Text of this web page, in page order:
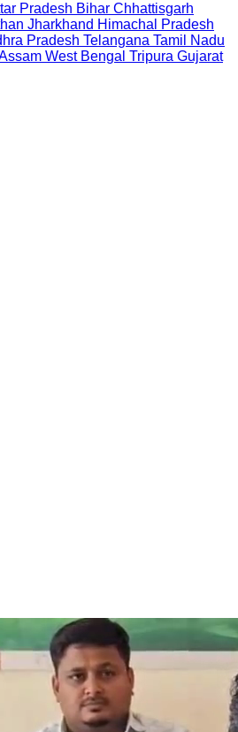
Pradesh Bihar Chhattisgarh
Jharkhand Himachal Pradesh
Pradesh Telangana Tamil Nadu
West Bengal Tripura Gujarat